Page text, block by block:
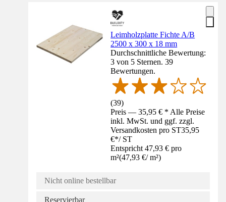
Leimholzplatte Fichte A/B
2500 x 300 x 18 mm
Durchschnittliche Bewertung:
3 von 5 Sternen. 39
Bewertungen.
(39)
Preis — 35,95 € * Alle Preise
inkl. MwSt. und ggf. zzgl.
Versandkosten pro ST35,95
€*/ ST
Entspricht 47,93 € pro
m²(47,93 €/ m²)
Nicht online bestellbar
Reservierbar